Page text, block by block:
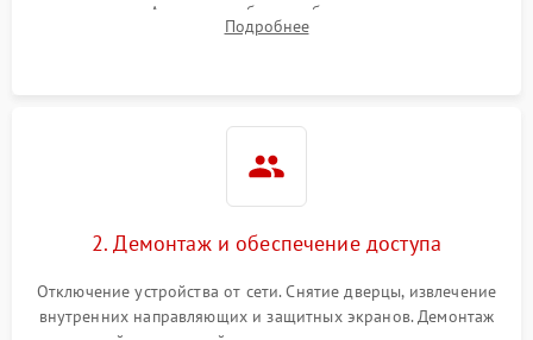
колодке. Анализ жалоб на проблемы с нагревом,
конвекцией, панелью управления или блокировкой дверцы.
Подробнее
2. Демонтаж и обеспечение доступа
Отключение устройства от сети. Снятие дверцы, извлечение
внутренних направляющих и защитных экранов. Демонтаж